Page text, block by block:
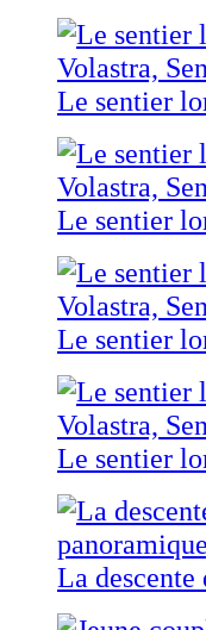
Le sentier
Le sentier
Le sentier
Le sentier
La